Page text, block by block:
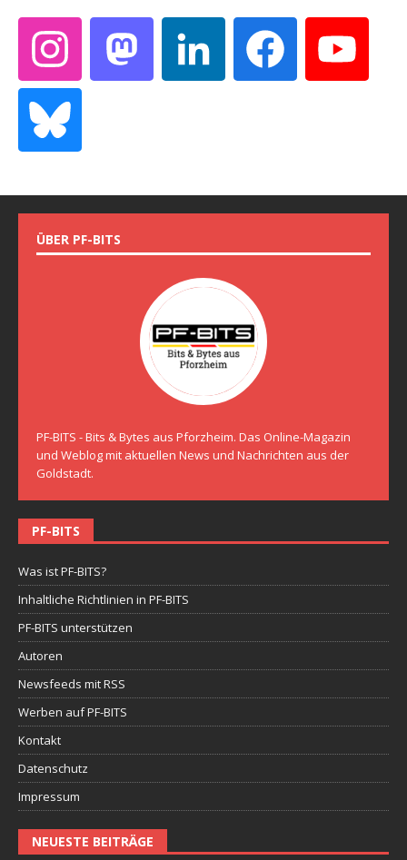
ÜBER PF-BITS
PF-BITS - Bits & Bytes aus Pforzheim. Das Online-Magazin
und Weblog mit aktuellen News und Nachrichten aus der
Goldstadt.
PF-BITS
Was ist PF-BITS?
Inhaltliche Richtlinien in PF-BITS
PF-BITS unterstützen
Autoren
Newsfeeds mit RSS
Werben auf PF-BITS
Kontakt
Datenschutz
Impressum
NEUESTE BEITRÄGE